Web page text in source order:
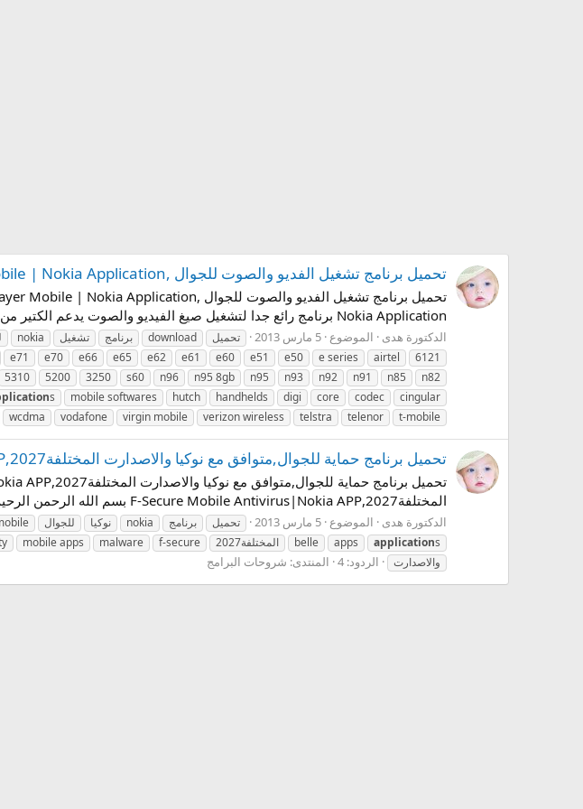
تحميل برنامج تشغيل الفديو والصوت للجوال ,Core Codec Player Mobile | Nokia Application
Nokia Application برنامج رائع جدا لتشغيل صيغ الفيديو والصوت يدعم الكتير من الجوالات هده بعض الفيديوهات لاتبات التشغيل Beavis and...
الدكتورة هدى الموضوع 5 مارس 2013 تحميل download برنامج تشغيل nokia
6121
airtel
e series
e50
e51
e60
e61
e62
e65
e66
e70
e71
n82
n85
n91
n92
n93
n95
n95 8gb
n96
s60
3250
5200
5310
cingular
codec
core
digi
handhelds
hutch
mobile softwares
s
t-mobile
telenor
telstra
verizon wireless
virgin mobile
vodafone
wcdma
تحميل برنامج حماية للجوال,متوافق مع نوكيا والاصدارت المختلفة2027,F-Secure Mobile Antivirus|Nokia APP
المختلفة2027,F-Secure Mobile Antivirus|Nokia APP بسم الله الرحمن الرحيم السلام عليكم ورحمة الله الاصدار: Multiple يعمل على: Symbian OS...
الدكتورة هدى الموضوع 5 مارس 2013 تحميل برنامج nokia نوكيا للجوال
applications
apps
belle المختلفة2027 f-secure
malware
mobile apps
والاصدارت
الردود: 4 المنتدى: شروحات البرامج